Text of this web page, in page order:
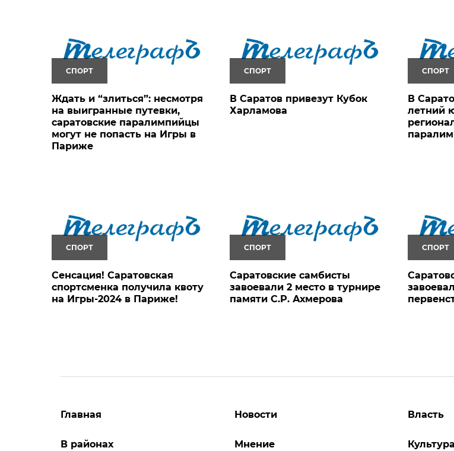
СПОРТ
Ждать и “злиться”: несмотря
на выигранные путевки,
саратовские паралимпийцы
могут не попасть на Игры в
Париже
СПОРТ
В Саратов привезут Кубок
Харламова
СПОРТ
В
летний
СПОРТ
Сенсация! Саратовская
спортсменка получила квоту
на Игры-2024 в Париже!
СПОРТ
Саратовские самбисты
завоевали 2 место в турнире
памяти С.Р. Ахмерова
СПОРТ
Главная
В районах
Новости
Мнение
Власть
Культура